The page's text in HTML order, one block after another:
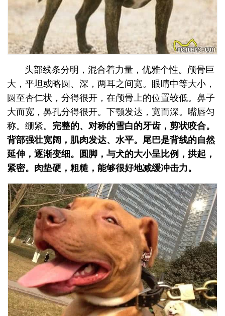
头部线条分明，混合着力量，优雅个性。颅骨巨
大，平坦或略圆、深，两耳之间宽。眼睛中等大小，
圆至杏仁状，分得很开，在颅骨上的位置较低。鼻子
大而宽，鼻孔分得很开。下颚发达，宽而深。嘴唇匀
称。绷紧。 完整的、对称的雪白的牙齿，剪状咬合。
背部强壮宽阔，肌肉发达、水平。尾巴是背线的自然
延伸，逐渐变细。圆脚，与犬的大小呈比例，拱起，
紧密。肉垫硬，粗糙，能够很好地减缓冲击力。